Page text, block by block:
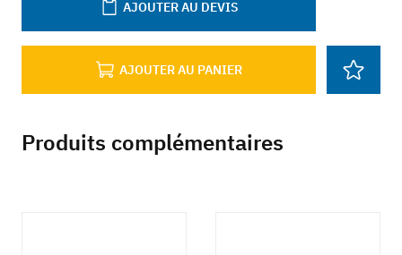
AJOUTER AU PANIER
AJOUTER AU DEVIS
Produits complémentaires